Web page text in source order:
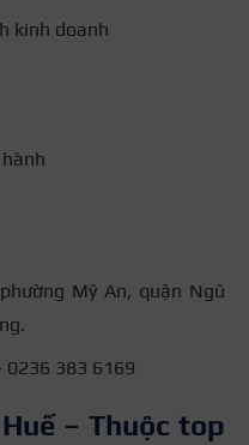
kinh doanh
Mỹ An, quận Ngũ
383 6169
– Thuộc top